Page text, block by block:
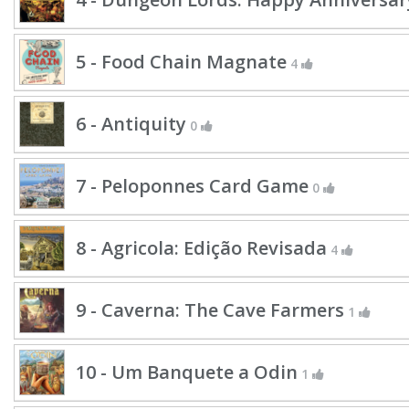
5 - Food Chain Magnate 4
6 - Antiquity 0
7 - Peloponnes Card Game 0
8 - Agricola: Edição Revisada 4
9 - Caverna: The Cave Farmers 1
10 - Um Banquete a Odin 1